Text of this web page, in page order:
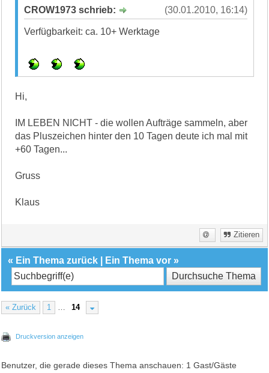
(30.01.2010, 16:14)
CROW1973 schrieb:
Verfügbarkeit: ca. 10+ Werktage
Hi,
IM LEBEN NICHT - die wollen Aufträge sammeln, aber
das Pluszeichen hinter den 10 Tagen deute ich mal mit
+60 Tagen...
Gruss
Klaus
Zitieren
« Ein Thema zurück Ein Thema vor »
« Zurück 1 14
Druckversion anzeigen
Benutzer, die gerade dieses Thema anschauen: 1 Gast/Gäste